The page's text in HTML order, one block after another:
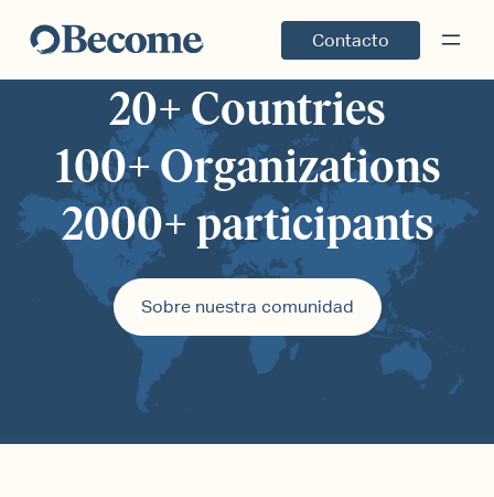
Contacto
20+ Countries
100+ Organizations
2000+ participants
Sobre nuestra comunidad